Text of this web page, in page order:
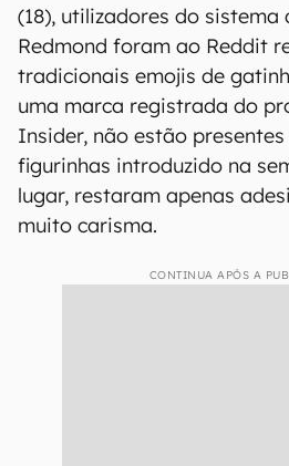
(18), utilizadores do sistema
Redmond foram ao Reddit
tradicionais emojis de
uma marca registrada do
Insider, não estão
figurinhas introduzido na
lugar, restaram apenas
muito carisma.
CONTINUA APÓS A